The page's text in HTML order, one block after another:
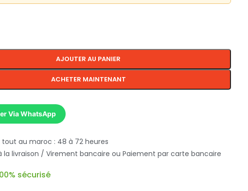
AJOUTER AU PANIER
ACHETER MAINTENANT
Via WhatsApp
tout au maroc : 48 à 72 heures
la livraison / Virement bancaire ou Paiement par carte bancaire
sécurisé